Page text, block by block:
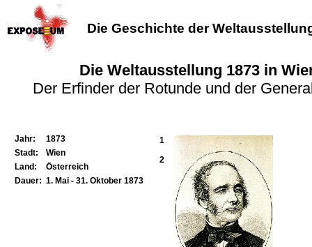
Die Geschichte der
Die Weltausstellung 1873 in
Der Erfinder der Rotunde und der
Jahr:
1873
Stadt:
Wien
Land:
Österreich
Dauer: 1. Mai - 31. Oktober 1873
1
2